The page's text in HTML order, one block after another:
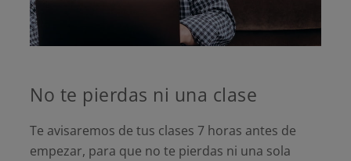
No te pierdas ni una clase
Te avisaremos de tus clases 7 horas antes de
empezar, para que no te pierdas ni una sola